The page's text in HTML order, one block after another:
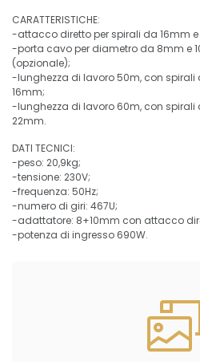
CARATTERISTICHE:
-attacco diretto per spirali da 16mm e
-porta cavo per diametro da 8mm e
(opzionale);
-lunghezza di lavoro 50m, con spirali
16mm;
-lunghezza di lavoro 60m, con spirali
22mm.
DATI TECNICI:
-peso: 20,9kg;
-tensione: 230V;
-frequenza: 50Hz;
-numero di giri: 467U;
-adattatore: 8+10mm con attacco
-potenza di ingresso 690W.